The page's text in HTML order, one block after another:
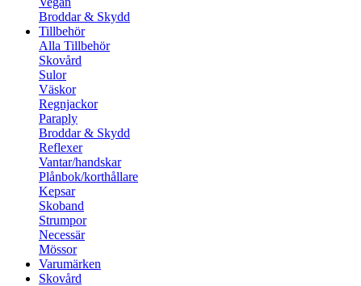
Broddar & Skydd
Tillbehör
Alla Tillbehör
Skovård
Sulor
Väskor
Regnjackor
Paraply
Broddar & Skydd
Reflexer
Vantar/handskar
Plånbok/korthållare
Kepsar
Skoband
Strumpor
Necessär
Mössor
Varumärken
Skovård